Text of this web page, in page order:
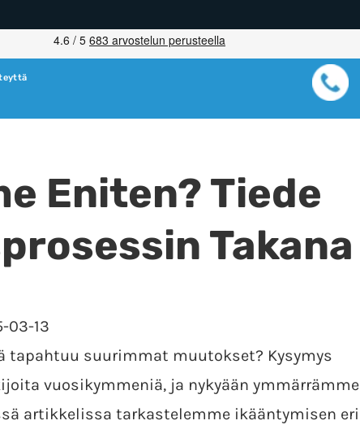
Eniten? Tiede
Takana
03-13
tapahtuu suurimmat muutokset? Kysymys
vuosikymmeniä, ja nykyään ymmärrämme
artikkelissa tarkastelemme ikääntymisen eri